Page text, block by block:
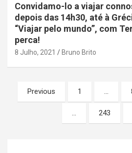
Convidamo-lo a viajar
depois das 14h30, até à
“Viajar pelo mundo”, com
perca!
8 Julho, 2021 Bruno Brito
Paginação
dos
conteúdos
Previous 1 …
… 243